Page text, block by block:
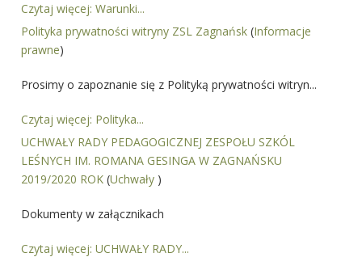
Czytaj więcej: Warunki...
Polityka prywatności witryny ZSL Zagnańsk(Informacje
prawne)
Prosimy o zapoznanie się z Polityką prywatności witryn...
Czytaj więcej: Polityka...
UCHWAŁY RADY PEDAGOGICZNEJ ZESPOŁU SZKÓL
LEŚNYCH IM. ROMANA GESINGA W ZAGNAŃSKU
2019/2020 ROK(Uchwały )
Dokumenty w załącznikach
Czytaj więcej: UCHWAŁY RADY...